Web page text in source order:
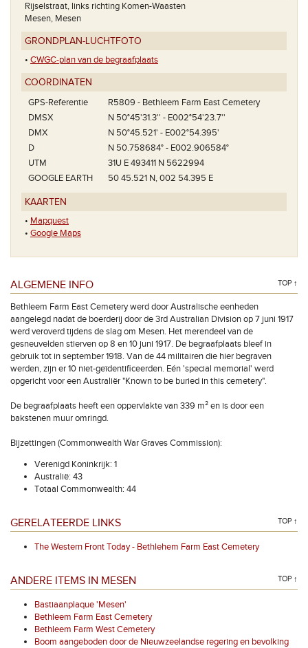
in this
Rijselstraat, links richting Komen-Waasten
Mesen, Mesen
GRONDPLAN-LUCHTFOTO
• CWGC-plan van de begraafplaats
COÖRDINATEN
GPS-Referentie
R5809 - Bethleem Farm East Cemetery
DMSX
N 50°45'31.3'' - E002°54'23.7''
DMX
N 50°45.521' - E002°54.395'
D
N 50.758684° - E002.906584°
UTM
31U E 493411 N 5622994
GOOGLE EARTH
50 45.521 N, 002 54.395 E
KAARTEN
• Mapquest
• Google Maps
ALGEMENE INFO TOP ↑
Bethleem Farm East Cemetery werd door Australische eenheden
aangelegd nadat de boerderij door de 3rd Australian Division op 7 juni 1917
werd veroverd tijdens de slag om Mesen. Het merendeel van de
gesneuvelden stierven op 8 en 10 juni 1917. De begraafplaats bleef in
gebruik tot in september 1918. Van de 44 militairen die hier begraven
werden, zijn er 10 niet-geïdentificeerden. Eén 'special memorial' werd
opgericht voor een Australiër "Known to be buried in this cemetery".
De begraafplaats heeft een oppervlakte van 339 m² en is door een
bakstenen muur omringd.
Bijzettingen (Commonwealth War Graves Commission):
Verenigd Koninkrijk: 1
Australië: 43
Totaal Commonwealth: 44
GERELATEERDE LINKS TOP ↑
The Western Front Today - Bethlehem Farm East Cemetery
ANDERE ITEMS IN MESEN TOP ↑
Bastiaanplaque 'Mesen'
Bethleem Farm East Cemetery
Bethleem Farm West Cemetery
Boom aangeboden door de Nieuwzeelandse regering en bevolking